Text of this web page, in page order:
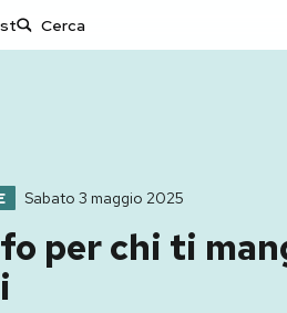
Consumismi
Sabato 3 maggio 2025
per chi ti